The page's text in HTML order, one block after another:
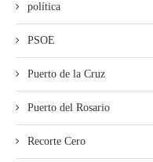
política
PSOE
Puerto de la Cruz
Puerto del Rosario
Recorte Cero